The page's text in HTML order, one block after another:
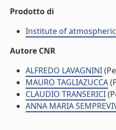
Prodotto di
Institute of atmospheric
Autore CNR
ALFREDO LAVAGNINI
MAURO TAGLIAZUCCA
CLAUDIO TRANSERICI
ANNA MARIA